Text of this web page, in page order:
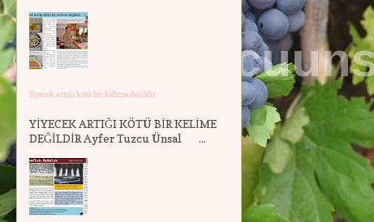
Yiyecek artığı kötü bir kelime değildir
YİYECEK ARTIĞI KÖTÜ BİR KELİME
DEĞİLDİR Ayfer Tuzcu Ünsal ...